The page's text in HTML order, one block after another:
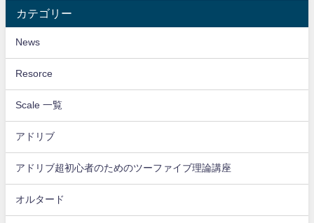
カテゴリー
News
Resorce
Scale 一覧
アドリブ
アドリブ超初心者のためのツーファイブ理論講座
オルタード